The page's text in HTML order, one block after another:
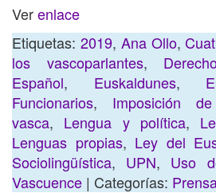
Verenlace
Etiquetas: 2019, Ana Ollo,
los vascoparlantes,
Español, Euskaldunes,
Funcionarios, Imposición
vasca, Lengua y política,
Lenguas propias, Ley del
Sociolingüística, UPN, Uso
Vascuence | Categorías: